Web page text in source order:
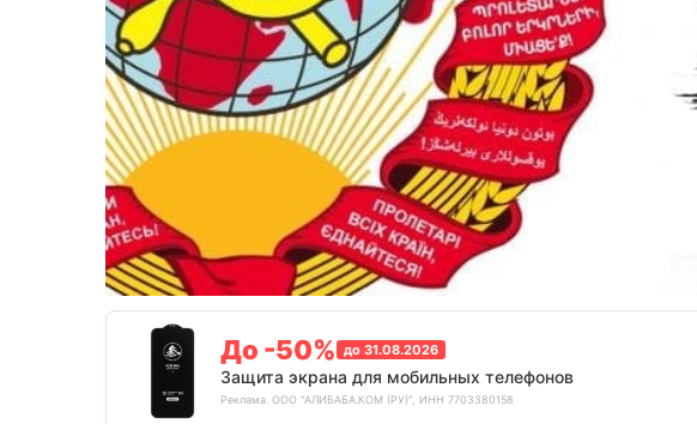
До -50% до 31.08.2026
Защита экрана для мобильных телефонов
Реклама. ООО "АЛИБАБА.КОМ (РУ)", ИНН 7703380158